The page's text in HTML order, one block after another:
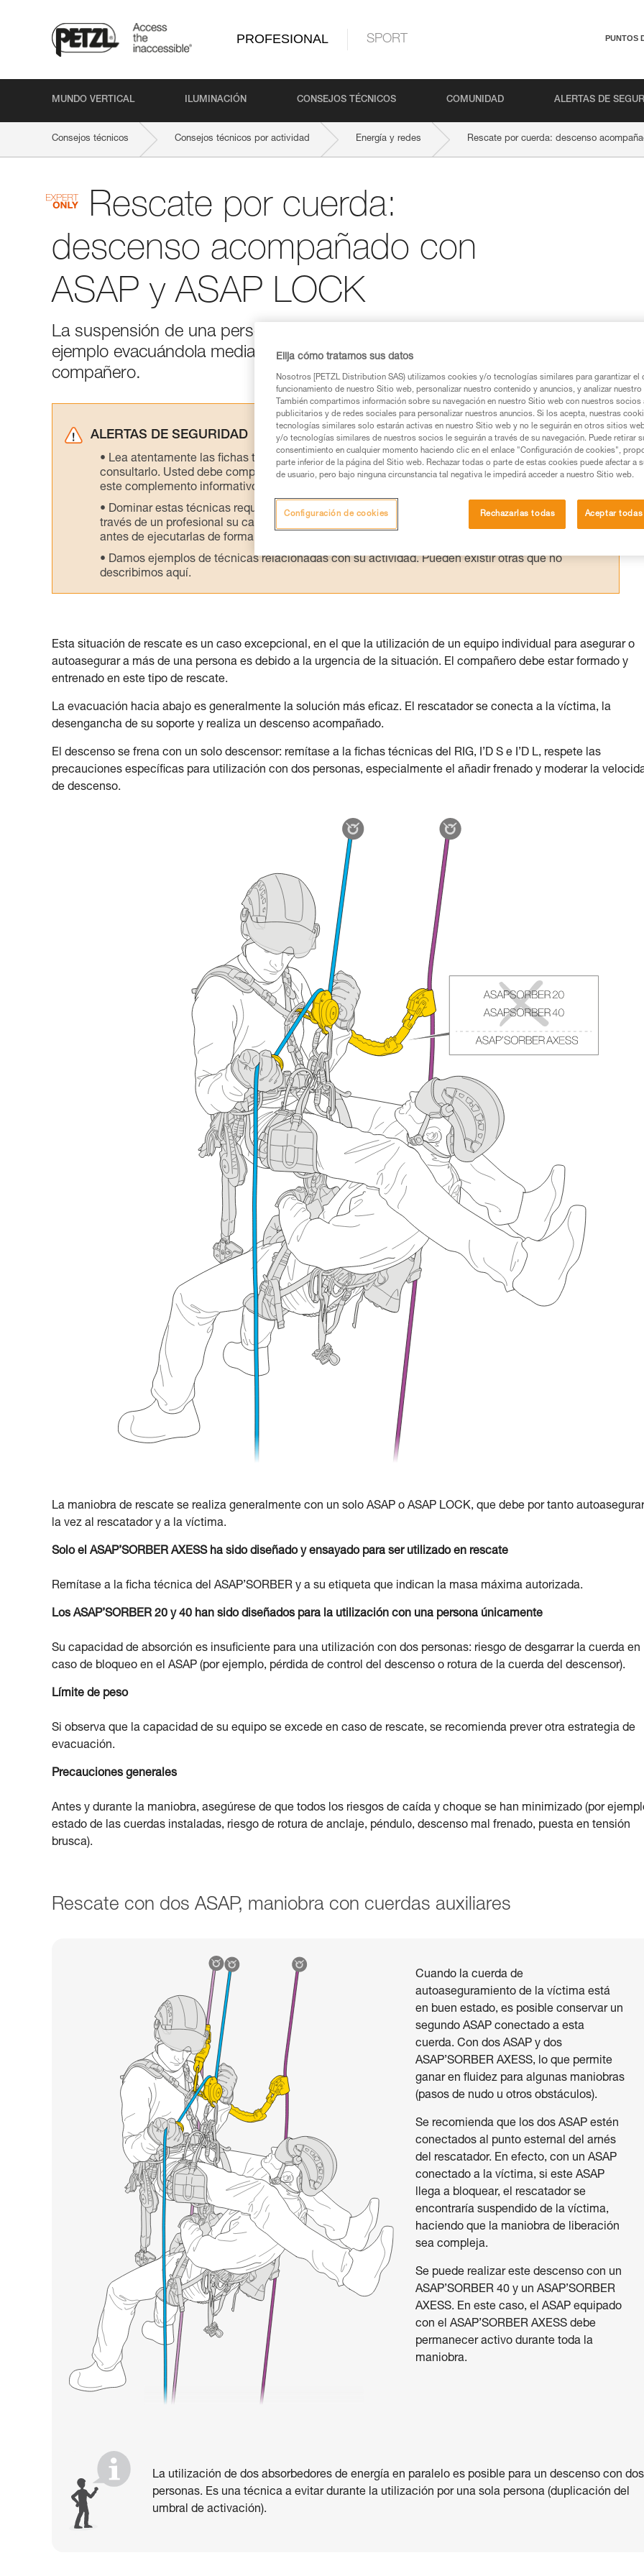
PROFESIONAL SPORT PUNTOS
MUNDO VERTICAL ILUMINACIÓN CONSEJOS TÉCNICOS COMUNIDAD ALERTAS DE
Consejos técnicos Consejos técnicos por actividad Energía y redes Rescate por cuerda: descenso
Rescate por cuerda:
descenso acompañado con
ASAP y ASAP LOCK
La suspensión de una persona herida en un arnés debe tratarse rápidamente,
ejemplo evacuándola mediante un descenso acompañado realizado por su
compañero.
ALERTAS DE SEGURIDAD
Lea atentamente las fichas técnicas de los productos utilizados en este consejo antes de
consultarlo. Usted debe comprender la información de la ficha técnica para poder comprender
este complemento informativo.
Dominar estas técnicas requiere una formación y un entrenamiento específico. Confirme a
través de un profesional su capacidad para ejecutar estas técnicas, solo y con total seguridad,
antes de ejecutarlas de forma autónoma.
Damos ejemplos de técnicas relacionadas con su actividad. Pueden existir otras que no
describimos aquí.
Esta situación de rescate es un caso excepcional, en el que la utilización de un equipo individual para asegurar o
autoasegurar a más de una persona es debido a la urgencia de la situación. El compañero debe estar formado y
entrenado en este tipo de rescate.
La evacuación hacia abajo es generalmente la solución más eficaz. El rescatador se conecta a la víctima, la
desengancha de su soporte y realiza un descenso acompañado.
El descenso se frena con un solo descensor: remítase a la fichas técnicas del RIG, I’D S e I’D L, respete las
precauciones específicas para utilización con dos personas, especialmente el añadir frenado y moderar la
de descenso.
La maniobra de rescate se realiza generalmente con un solo ASAP o ASAP LOCK, que debe por tanto
la vez al rescatador y a la víctima.
Solo el ASAP’SORBER AXESS ha sido diseñado y ensayado para ser utilizado en rescate
Remítase a la ficha técnica del ASAP’SORBER y a su etiqueta que indican la masa máxima autorizada.
Los ASAP’SORBER 20 y 40 han sido diseñados para la utilización con una persona únicamente
Su capacidad de absorción es insuficiente para una utilización con dos personas: riesgo de desgarrar la cuerda en
caso de bloqueo en el ASAP (por ejemplo, pérdida de control del descenso o rotura de la cuerda del descensor).
Límite de peso
Si observa que la capacidad de su equipo se excede en caso de rescate, se recomienda prever otra estrategia de
evacuación.
Precauciones generales
Antes y durante la maniobra, asegúrese de que todos los riesgos de caída y choque se han minimizado (por
estado de las cuerdas instaladas, riesgo de rotura de anclaje, péndulo, descenso mal frenado, puesta en tensión
brusca).
Rescate con dos ASAP, maniobra con cuerdas auxiliares
Cuando la cuerda de
autoaseguramiento de la víctima está
en buen estado, es posible conservar un
segundo ASAP conectado a esta
cuerda. Con dos ASAP y dos
ASAP’SORBER AXESS, lo que permite
ganar en fluidez para algunas maniobras
(pasos de nudo u otros obstáculos).
Se recomienda que los dos ASAP estén
conectados al punto esternal del arnés
del rescatador. En efecto, con un ASAP
conectado a la víctima, si este ASAP
llega a bloquear, el rescatador se
encontraría suspendido de la víctima,
haciendo que la maniobra de liberación
sea compleja.
Se puede realizar este descenso con un
ASAP’SORBER 40 y un ASAP’SORBER
AXESS. En este caso, el ASAP equipado
con el ASAP’SORBER AXESS debe
permanecer activo durante toda la
maniobra.
La utilización de dos absorbedores de energía en paralelo es posible para un descenso con dos
personas. Es una técnica a evitar durante la utilización por una sola persona (duplicación del
umbral de activación).
Elija cómo tratamos sus datos
Nosotros [PETZL Distribution SAS) utilizamos cookies y/o tecnologías similares para garantizar el
funcionamiento de nuestro Sitio web, personalizar nuestro contenido y anuncios, y analizar
También compartimos información sobre su navegación en nuestro Sitio web con nuestros socios
publicitarios y de redes sociales para personalizar nuestros anuncios. Si los acepta, nuestras
tecnologías similares solo estarán activas en nuestro Sitio web y no le seguirán en otros sitios
y/o tecnologías similares de nuestros socios le seguirán a través de su navegación. Puede retirar
consentimiento en cualquier momento haciendo clic en el enlace "Configuración de cookies",
parte inferior de la página del Sitio web. Rechazar todas o parte de estas cookies puede afectar a
de usuario, pero bajo ninguna circunstancia tal negativa le impedirá acceder a nuestro Sitio web.
Rechazarlas todas Aceptar
Configuración de cookies